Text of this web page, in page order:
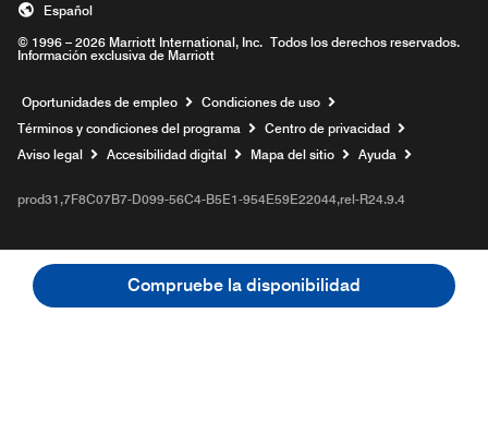
Compruebe la disponibilidad
© 1996 – 2026 Marriott International, Inc. Todos los derechos reservados.
Información exclusiva de Marriott
Español
Oportunidades de empleo Abre una ventana nueva
Condiciones de uso
Términos y condiciones del programa
Centro de privacidad
Aviso legal
Accesibilidad digital Mapa del sitio Ayuda
prod31,7F8C07B7-D099-56C4-B5E1-954E59E22044,rel-R24.9.4